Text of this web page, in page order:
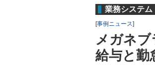
業務システム
[事例ニュース]
メガネ
給与と勤